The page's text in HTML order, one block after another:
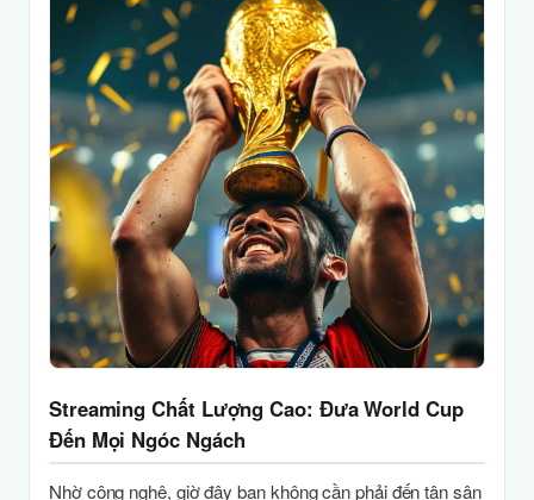
Streaming Chất Lượng Cao: Đưa World Cup
Đến Mọi Ngóc Ngách
Nhờ công nghệ, giờ đây bạn không cần phải đến tận sân